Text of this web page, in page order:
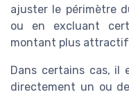
ajuster le périmètre
ou en excluant
montant plus attractif
Dans certains cas, il
directement un ou